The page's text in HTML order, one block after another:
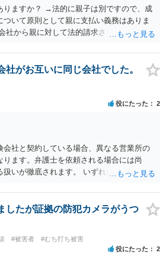
ますか？ →法的に親子は別ですので、成
ついて原則として親に支払い義務はありま
社から親に対して法的請求される可能性は
私は今後どう対応すべきでしょうか？ →債
いを拒み、請求するのであれば本人に対し
社がお互いに同じ会社でした。
役にたった 2
会社と契約している場合、異なる営業所の
ます。弁護士を依頼される場合には尚
扱いが徹底されます。 いずれにしても、交
したが証拠の防犯カメラがうつ
#被害者 #むち打ち被害
役にたった 2